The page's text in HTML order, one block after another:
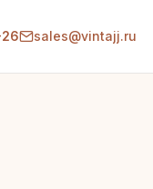
sales@vintajj.ru